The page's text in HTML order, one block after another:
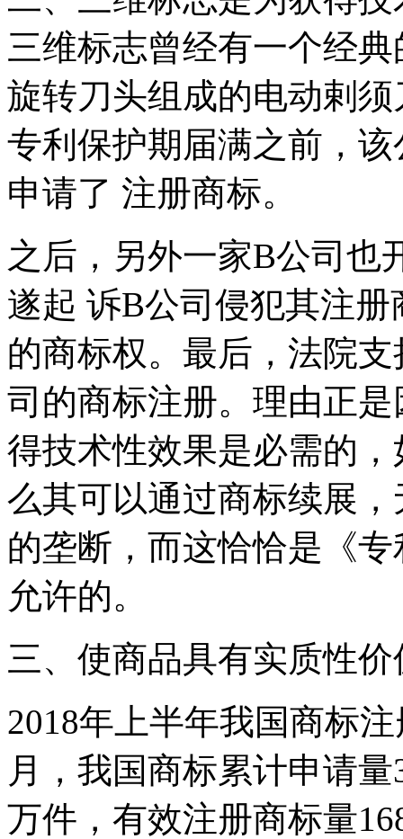
三维标志曾经有一个经
旋转刀头组成的电动剌
专利保护期届满之前，
申请了 注册商标。
之后，另外一家B公司也
遂起 诉B公司侵犯其注
的商标权。最后，法院
司的商标注册。理由正
得技术性效果是必需的
么其可以通过商标续展
的垄断，而这恰恰是《
允许的。
三、使商品具有实质性
2018年上半年我国商标
月，我国商标累计申请
万件，有效注册商标量